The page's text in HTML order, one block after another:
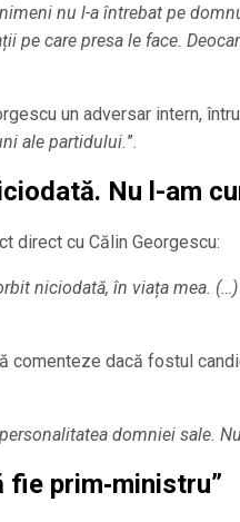
nu l-a întrebat pe
pe care presa le face.
un adversar intern,
ale partidului.”.
Nu l-am
direct cu Călin Georgescu:
niciodată, în viața mea.
comenteze dacă fostul
domniei sale.
prim‑ministru”